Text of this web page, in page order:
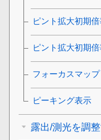
ピント拡大初期
ピント拡大初期
フォーカスマップ
ピーキング表示
露出/測光を調